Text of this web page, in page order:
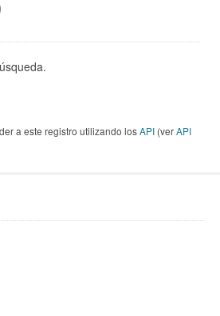
a este registro utilizando losAPI (verAPI